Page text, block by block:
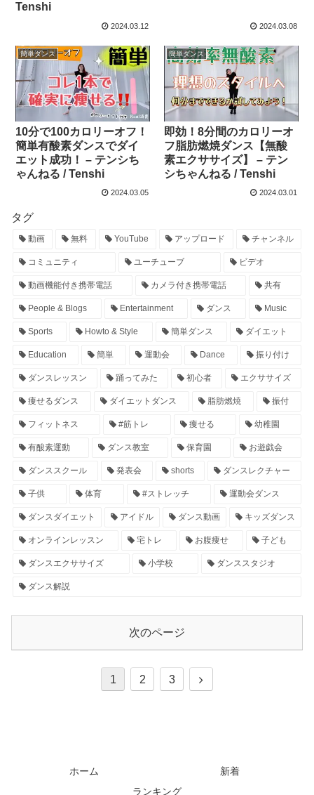
Tenshi
2024.03.12 2024.03.08
簡単ダンス
10分で100カロリーオフ！
簡単有酸素ダンスでダイ
エット成功！ – テンシち
ゃんねる / Tenshi
2024.03.05
簡単ダンス
即効！8分間のカロリーオ
フ脂肪燃焼ダンス【無酸
素エクササイズ】 – テン
シちゃんねる / Tenshi
2024.03.01
タグ
動画 無料 YouTube アップロード チャンネル
コミュニティ ユーチューブ ビデオ
動画機能付き携帯電話 カメラ付き携帯電話 共有
People & Blogs Entertainment ダンス Music
Sports Howto & Style 簡単ダンス ダイエット
Education 簡単 運動会 Dance 振り付け
ダンスレッスン 踊ってみた 初心者 エクササイズ
痩せるダンス ダイエットダンス 脂肪燃焼 振付
フィットネス #筋トレ 痩せる 幼稚園
有酸素運動 ダンス教室 保育園 お遊戯会
ダンススクール 発表会 shorts ダンスレクチャー
子供 体育 #ストレッチ 運動会ダンス
ダンスダイエット アイドル ダンス動画 キッズダンス
オンラインレッスン 宅トレ お腹痩せ 子ども
ダンスエクササイズ 小学校 ダンススタジオ
ダンス解説
次のページ
1 2 3
ホーム
新着
ランキング